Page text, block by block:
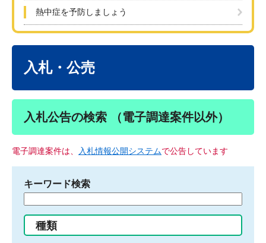
熱中症を予防しましょう
入札・公売
入札公告の検索 （電子調達案件以外）
電子調達案件は、 入札情報公開システムで公告しています
キーワード検索
る
種類